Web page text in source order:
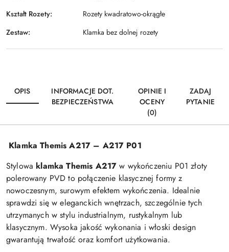
Kształt Rozety:
Rozety kwadratowo-okrągłe
Zestaw:
Klamka bez dolnej rozety
OPIS
INFORMACJE DOT.
BEZPIECZEŃSTWA
OPINIE I
OCENY
(0)
ZADAJ
PYTANIE
Klamka Themis A217 – A217 P01
Stylowa klamka Themis A217 w wykończeniu P01 złoty
polerowany PVD to połączenie klasycznej formy z
nowoczesnym, surowym efektem wykończenia. Idealnie
sprawdzi się w eleganckich wnętrzach, szczególnie tych
utrzymanych w stylu industrialnym, rustykalnym lub
klasycznym. Wysoka jakość wykonania i włoski design
gwarantują trwałość oraz komfort użytkowania.